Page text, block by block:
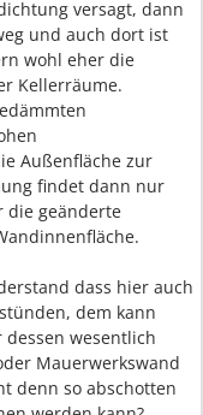
versagt, dann
und auch dort ist
wohl eher die
Kellerräume.
Außenfläche zur
findet dann nur
die geänderte
dass hier auch
dem kann
wesentlich
Mauerwerkswand
denn so abschotten